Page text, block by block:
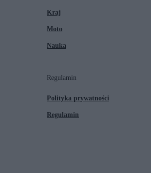
Kraj
Moto
Nauka
Regulamin
Polityka prywatności
Regulamin